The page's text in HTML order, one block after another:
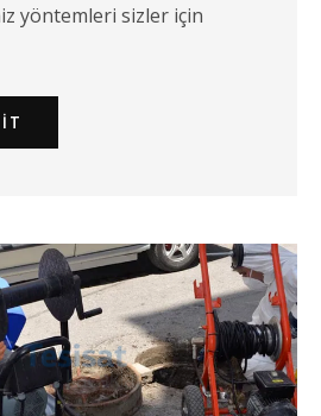
yöntemleri sizler için